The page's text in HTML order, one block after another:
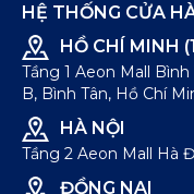
HỆ THỐNG CỬA
HỒ CHÍ MINH
Tầng 1 Aeon Mall
B, Bình Tân, Hồ Chí
HÀ NỘI
Tầng 2 Aeon Mall Hà
ĐỒNG NAI